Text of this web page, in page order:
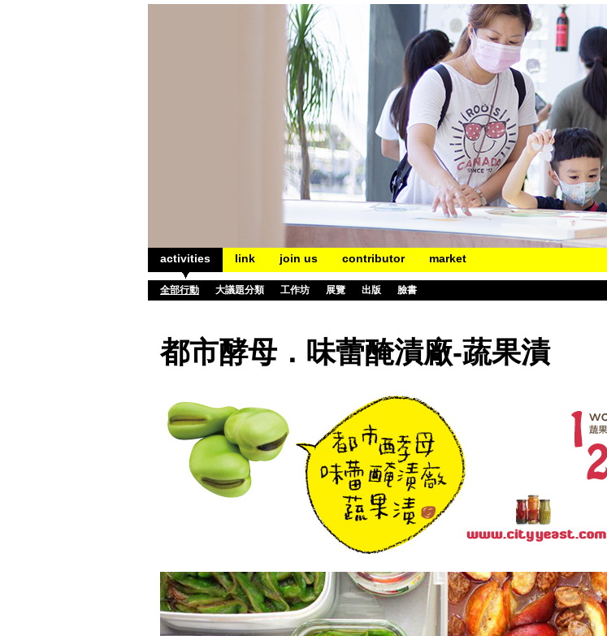
activities link join us contributor market
全部行動 大議題分類 工作坊 展覽 出版 臉書
都市酵母．味蕾醃漬廠-蔬果漬